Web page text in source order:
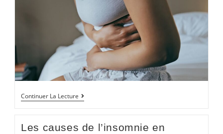
Continuer La Lecture
Les causes de l’insomnie en